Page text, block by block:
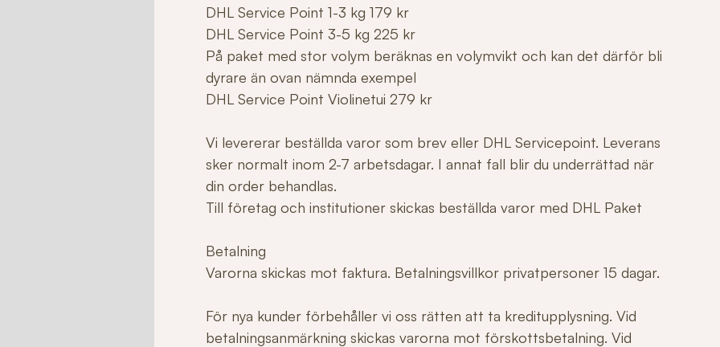
DHL Service Point 1-3 kg 179 kr
DHL Service Point 3-5 kg 225 kr
På paket med stor volym beräknas en volymvikt och kan det därför bli
dyrare än ovan nämnda exempel
DHL Service Point Violinetui 279 kr
Vi levererar beställda varor som brev eller DHL Servicepoint. Leverans
sker normalt inom 2-7 arbetsdagar. I annat fall blir du underrättad när
din order behandlas.
Till företag och institutioner skickas beställda varor med DHL Paket
Betalning
Varorna skickas mot faktura. Betalningsvillkor privatpersoner 15 dagar.
För nya kunder förbehåller vi oss rätten att ta kreditupplysning. Vid
betalningsanmärkning skickas varorna mot förskottsbetalning. Vid